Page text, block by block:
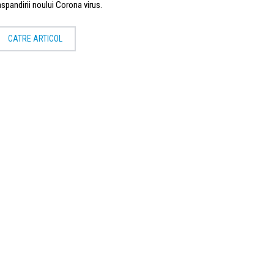
noului Corona virus.
CATRE ARTICOL